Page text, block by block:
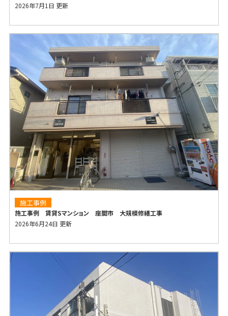
2026年7月1日 更新
施工事例
施工事例 賃貸Sマンション 座間市 大規模修繕工事
2026年6月24日 更新